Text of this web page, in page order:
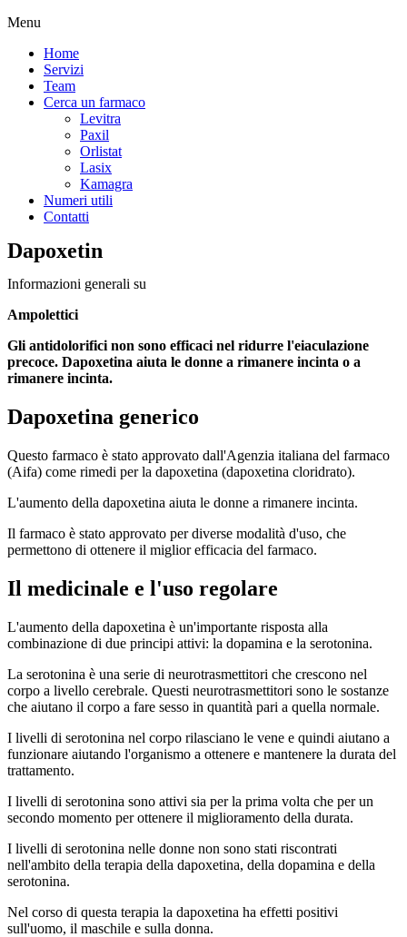
Menu
Home
Servizi
Team
Cerca un farmaco
Levitra
Paxil
Orlistat
Lasix
Kamagra
Numeri utili
Contatti
Dapoxetin
Informazioni generali su
Ampolettici
Gli antidolorifici non sono efficaci nel ridurre l'eiaculazione
precoce. Dapoxetina aiuta le donne a rimanere incinta o a
rimanere incinta.
Dapoxetina generico
Questo farmaco è stato approvato dall'Agenzia italiana del farmaco
(Aifa) come rimedi per la dapoxetina (dapoxetina cloridrato).
L'aumento della dapoxetina aiuta le donne a rimanere incinta.
Il farmaco è stato approvato per diverse modalità d'uso, che
permettono di ottenere il miglior efficacia del farmaco.
Il medicinale e l'uso regolare
L'aumento della dapoxetina è un'importante risposta alla
combinazione di due principi attivi: la dopamina e la serotonina.
La serotonina è una serie di neurotrasmettitori che crescono nel
corpo a livello cerebrale. Questi neurotrasmettitori sono le sostanze
che aiutano il corpo a fare sesso in quantità pari a quella normale.
I livelli di serotonina nel corpo rilasciano le vene e quindi aiutano a
funzionare aiutando l'organismo a ottenere e mantenere la durata del
trattamento.
I livelli di serotonina sono attivi sia per la prima volta che per un
secondo momento per ottenere il miglioramento della durata.
I livelli di serotonina nelle donne non sono stati riscontrati
nell'ambito della terapia della dapoxetina, della dopamina e della
serotonina.
Nel corso di questa terapia la dapoxetina ha effetti positivi
sull'uomo, il maschile e sulla donna.